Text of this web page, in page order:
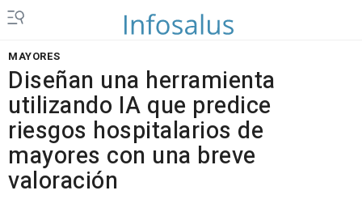
MAYORES
Diseñan una herramienta
utilizando IA que predice
riesgos hospitalarios de
mayores con una breve
valoración